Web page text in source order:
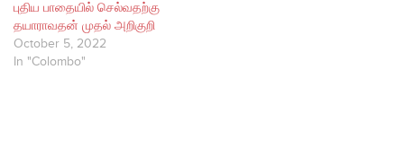
புதிய பாதையில் செல்வதற்கு
தயாராவதன் முதல் அறிகுறி
October 5, 2022
In "Colombo"